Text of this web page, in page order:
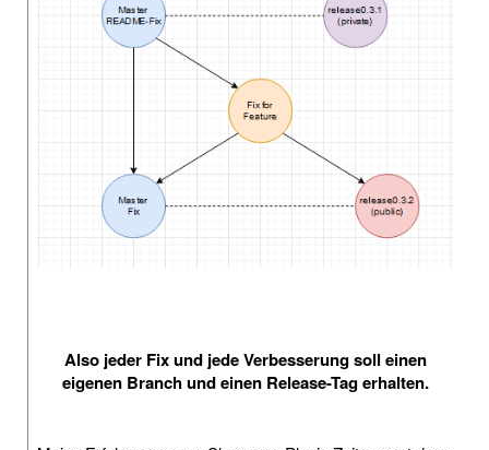
Also jeder Fix und jede Verbesserung soll einen
eigenen Branch und einen Release-Tag erhalten.